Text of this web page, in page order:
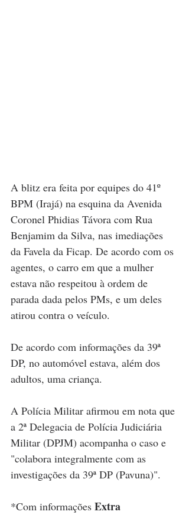
A blitz era feita por equipes do 41º
BPM (Irajá) na esquina da Avenida
Coronel Phidias Távora com Rua
Benjamim da Silva, nas imediações
da Favela da Ficap. De acordo com os
agentes, o carro em que a mulher
estava não respeitou à ordem de
parada dada pelos PMs, e um deles
atirou contra o veículo.
De acordo com informações da 39ª
DP, no automóvel estava, além dos
adultos, uma criança.
A Polícia Militar afirmou em nota que
a 2ª Delegacia de Polícia Judiciária
Militar (DPJM) acompanha o caso e
"colabora integralmente com as
investigações da 39ª DP (Pavuna)".
*Com informações Extra